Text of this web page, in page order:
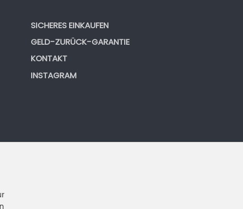
SICHERES EINKAUFEN
GELD-ZURÜCK-GARANTIE
KONTAKT
INSTAGRAM